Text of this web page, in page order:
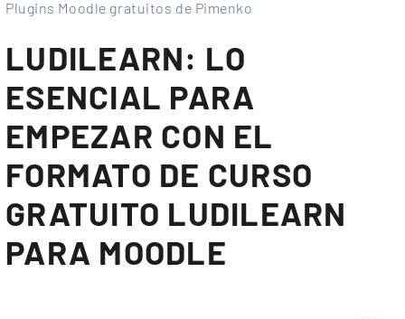
Plugins Moodle gratuitos de Pimenko
LUDILEARN: LO
ESENCIAL PARA
EMPEZAR CON EL
FORMATO DE CURSO
GRATUITO LUDILEARN
PARA MOODLE